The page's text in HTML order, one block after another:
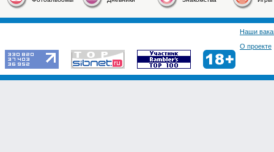
Наши
О проекте